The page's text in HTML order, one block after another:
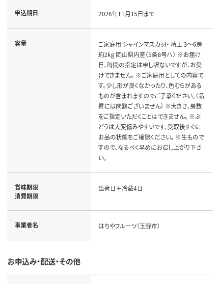
申込期日 2026年11月15日まで
容量
ご家庭用 シャインマスカット 晴王 3～6房
約2kg 岡山県内産（5条8号ハ） ※お届け
日、時間の指定は申し訳ないですが、お受
けできません。 ※ご家庭用としての内容で
す。少し形が良くなかったり、色むらがある
ものが含まれますのでご了承ください。（品
質には問題ございません） ※大きさ、房数
をご指定いただくことはできません。 ※ぶ
どうは大変傷みやすいです。受取後すぐに
お品の状態をご確認ください。 ※生もので
すので、なるべく早めにお召し上がり下さ
い。
賞味期限
消費期限
出荷日＋冷蔵4日
事業者名 はちやフルーツ（玉野市）
お申込み・配送・その他